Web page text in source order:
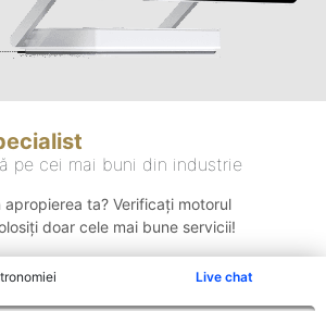
Live chat
pe cei mai buni din industrie
apropierea ta? Verificați motorul
doar cele mai bune servicii!